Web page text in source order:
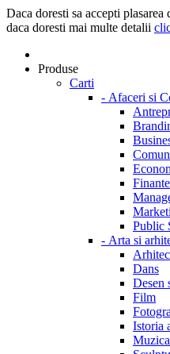
Daca doresti sa accepti
daca doresti mai multe detalii
Produse
Carti
- Afaceri si
Finante
Public
- Arta si
Dans
Desen
Film
Istoria
Muzica